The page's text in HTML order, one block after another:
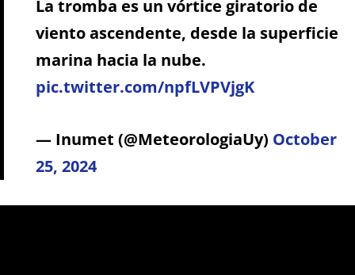
La tromba es un vórtice giratorio de
viento ascendente, desde la superficie
marina hacia la nube.
pic.twitter.com/npfLVPVjgK
— Inumet (@MeteorologiaUy) October
25, 2024